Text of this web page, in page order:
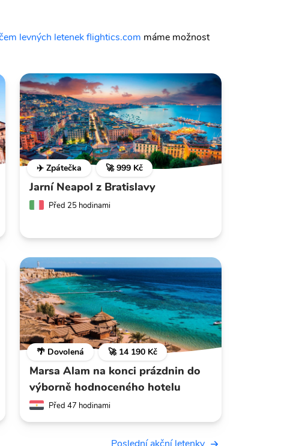
levných letenek flightics.com máme možnost
✈️ Zpátečka 🚀 999 Kč
Jarní Neapol z Bratislavy
Před 25 hodinami
🌴 Dovolená 🚀 14 190 Kč
Marsa Alam na konci prázdnin do
výborně hodnoceného hotelu
Před 47 hodinami